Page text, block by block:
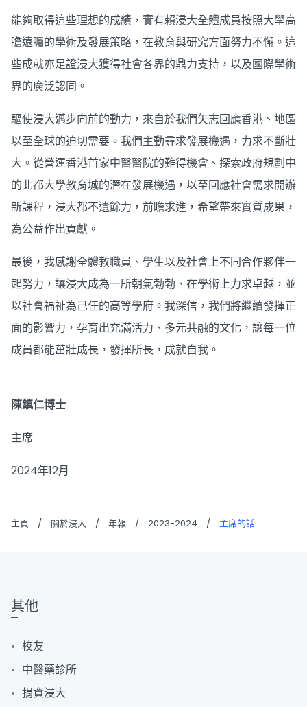
能夠取得這些理想的成績，實有賴浸大全體成員按照大學高
瞻遠矚的學術及發展策略，在教育與研究方面努力不懈。這
些成就亦足證浸大獲得社會各界的鼎力支持，以及國際學術
界的廣泛認同。
驅使浸大邁步向前的動力，來自於我們矢志回應香港、地區
以至全球的迫切需要。我們主動尋求發展機遇，力求不斷壯
大。從營運香港首家中醫醫院的難得機會、探索政府規劃中
的北都大學教育城的潛在發展機遇，以至回應社會需求開辦
新課程，浸大都不遺餘力，前瞻求進，希望帶來實質成果，
為公益作出貢獻。
最後，我感謝全體教職員、學生以及社會上不同合作夥伴一
起努力，讓浸大成為一所朝氣勃勃、在學術上力求卓越，並
以社會福祉為己任的高等學府。我深信，我們將繼續發揮正
面的影響力，孕育出充滿活力、多元共融的文化，讓每一位
成員都能茁壯成長，發揮所長，成就自我。
陳鎮仁博士
主席
2024年12月
主頁 / 關於浸大 / 年報 / 2023-2024 / 主席的話
其他
校友
中醫藥診所
捐資浸大